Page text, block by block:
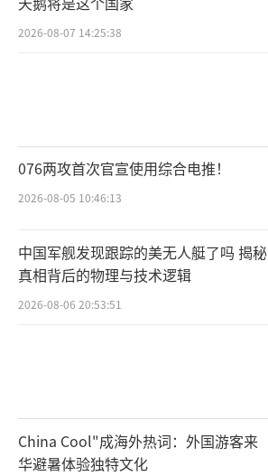
2026-08-07 14:25:38
076两攻首次官宣使用综合电推！
2026-08-05 10:46:13
中国军舰发现跟踪的美无人艇了吗 揭秘
真相背后的物理与技术逻辑
2026-08-06 20:53:51
China Cool"成海外热词：外国游客来
华避暑体验独特文化